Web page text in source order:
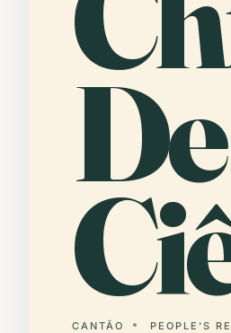
De
CANTÃO PEOPLE'S